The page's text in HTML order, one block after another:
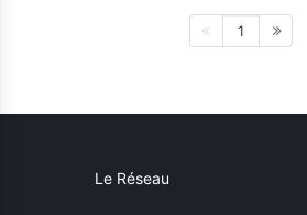
1
Le Réseau